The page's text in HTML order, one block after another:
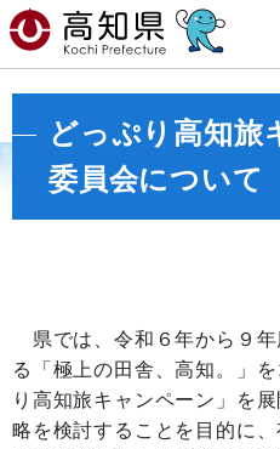
どっぷり高知旅
委員会について
県では、令和６年から９年
る「極上の田舎、高知。」
り高知旅キャンペーン」を
略を検討することを目的に